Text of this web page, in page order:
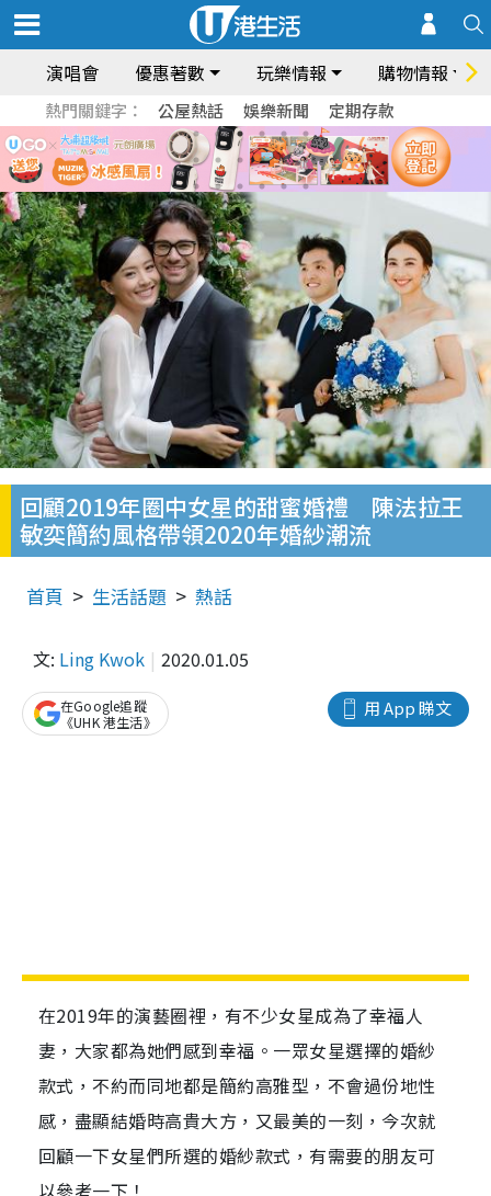
演唱會 優惠著數 玩樂情報 購物情報
熱門關鍵字： 公屋熱話 娛樂新聞 定期存款
回顧2019年圈中女星的甜蜜婚禮 陳法拉王
敏奕簡約風格帶領2020年婚紗潮流
首頁 生活話題 熱話
文: Ling Kwok 2020.01.05
用 App 睇文
在Google追蹤
《UHK 港生活》
在2019年的演藝圈裡，有不少女星成為了幸福人
妻，大家都為她們感到幸福。一眾女星選擇的婚紗
款式，不約而同地都是簡約高雅型，不會過份地性
感，盡顯結婚時高貴大方，又最美的一刻，今次就
回顧一下女星們所選的婚紗款式，有需要的朋友可
以參考一下！